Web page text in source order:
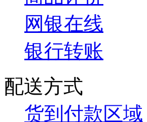
网银在线
银行转账
配送方式
货到付款区域